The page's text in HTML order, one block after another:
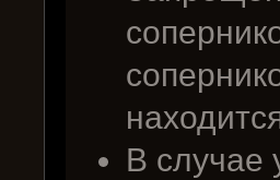
В случае